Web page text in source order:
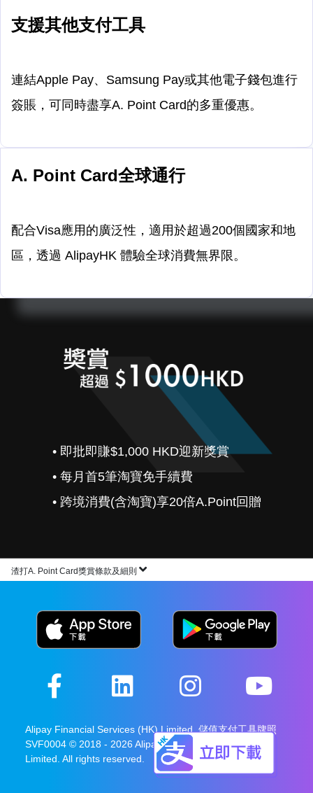
支援其他支付工具
連結Apple Pay、Samsung Pay或其他電子錢包進行
簽賬，可同時盡享A. Point Card的多重優惠。
A. Point Card全球通行
配合Visa應用的廣泛性，適用於超過200個國家和地
區，透過 AlipayHK 體驗全球消費無界限。
• 即批即賺$1,000 HKD迎新獎賞
• 每月首5筆淘寶免手續費
• 跨境消費(含淘寶)享20倍A.Point回贈
渣打A. Point Card獎賞條款及細則
Alipay Financial Services (HK) Limited. 儲值支付工具牌照
SVF0004 © 2018 - 2026 Alipay Payment Services (HK)
Limited. All rights reserved.